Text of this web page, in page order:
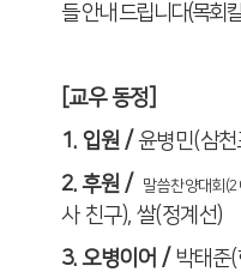
들 안내 드립니다(목회
[교우 동정
1. 입원 / 윤병민(삼
2.후원 / 말씀찬양대회 (2
사 친구), 쌀(정계선)
3.오병이어 / 박태준(